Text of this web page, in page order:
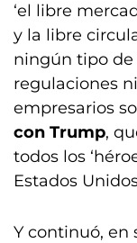
‘el libre
y la libre
ningún tipo de
regulaciones
empresarios
con Trump,
todos los
Estados
Y continuó, en